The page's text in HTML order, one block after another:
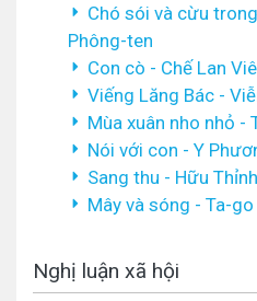
Chó sói và cừu
Phông-ten
Con cò - Chế Lan
Viếng Lăng Bác -
Mùa xuân nho nhỏ -
Nói với con - Y
Sang thu - Hữu Thỉnh
Mây và sóng - Ta-go
Nghị luận xã hội